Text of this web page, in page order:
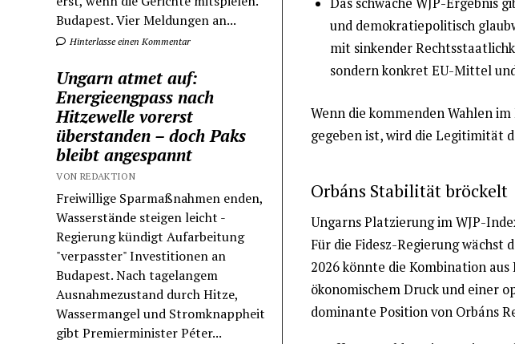
Budapest. Vier Meldungen an...
Hinterlasse einen Kommentar
Ungarn atmet auf:
Energieengpass nach
Hitzewelle vorerst
überstanden – doch Paks
bleibt angespannt
VON REDAKTION
Freiwillige Sparmaßnahmen enden,
Wasserstände steigen leicht -
Regierung kündigt Aufarbeitung
"verpasster" Investitionen an
Budapest. Nach tagelangem
Ausnahmezustand durch Hitze,
Wassermangel und Stromknappheit
gibt Premierminister Péter...
Das schwache WJP-Ergebnis
und demokratiepolitisch
mit sinkender
sondern konkret EU-Mittel
Wenn die kommenden Wahlen
gegeben ist, wird die Legitimität
Orbáns Stabilität bröckelt
Ungarns Platzierung im WJP-
Für die Fidesz-Regierung wächst
2026 könnte die Kombination
ökonomischem Druck und einer
dominante Position von Orbáns